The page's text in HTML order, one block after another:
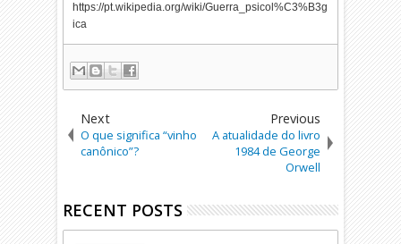
https://pt.wikipedia.org/wiki/Guerra_psicol%C3%B3g
ica
Next
O que significa “vinho
canônico”?
Previous
A atualidade do livro
1984 de George
Orwell
RECENT POSTS